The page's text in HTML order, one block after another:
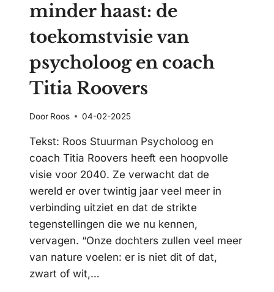
minder haast: de
toekomstvisie van
psycholoog en coach
Titia Roovers
Door Roos 04-02-2025
Tekst: Roos Stuurman Psycholoog en
coach Titia Roovers heeft een hoopvolle
visie voor 2040. Ze verwacht dat de
wereld er over twintig jaar veel meer in
verbinding uitziet en dat de strikte
tegenstellingen die we nu kennen,
vervagen. “Onze dochters zullen veel meer
van nature voelen: er is niet dit of dat,
zwart of wit,…